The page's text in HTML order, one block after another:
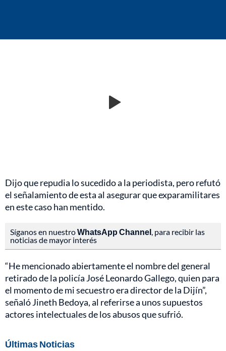
Dijo que repudia lo sucedido a la periodista, pero refutó
el señalamiento de esta al asegurar que exparamilitares
en este caso han mentido.
Síganos en nuestroWhatsApp Channel , para recibir las
noticias de mayor interés
“He mencionado abiertamente el nombre del general
retirado de la policía José Leonardo Gallego, quien para
el momento de mi secuestro era director de la Dijín”,
señaló Jineth Bedoya, al referirse a unos supuestos
actores intelectuales de los abusos que sufrió.
Últimas Noticias